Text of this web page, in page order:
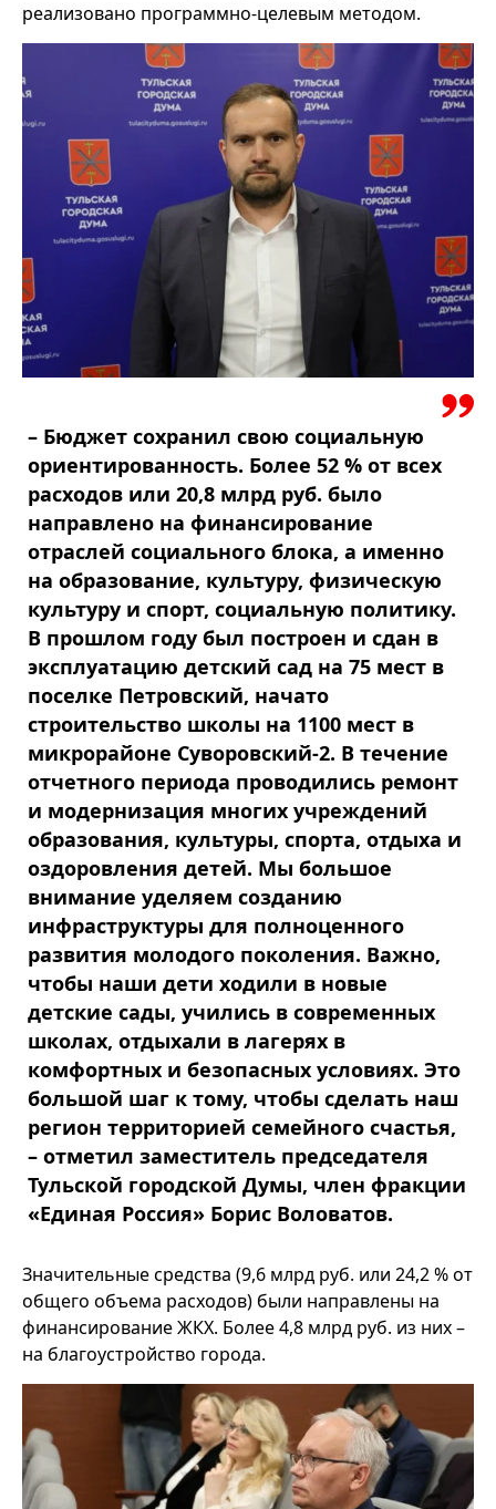
реализовано программно-целевым методом.
– Бюджет сохранил свою социальную
ориентированность. Более 52 % от всех
расходов или 20,8 млрд руб. было
направлено на финансирование
отраслей социального блока, а именно
на образование, культуру, физическую
культуру и спорт, социальную политику.
В прошлом году был построен и сдан в
эксплуатацию детский сад на 75 мест в
поселке Петровский, начато
строительство школы на 1100 мест в
микрорайоне Суворовский-2. В течение
отчетного периода проводились ремонт
и модернизация многих учреждений
образования, культуры, спорта, отдыха и
оздоровления детей. Мы большое
внимание уделяем созданию
инфраструктуры для полноценного
развития молодого поколения. Важно,
чтобы наши дети ходили в новые
детские сады, учились в современных
школах, отдыхали в лагерях в
комфортных и безопасных условиях. Это
большой шаг к тому, чтобы сделать наш
регион территорией семейного счастья,
– отметил заместитель председателя
Тульской городской Думы, член фракции
«Единая Россия» Борис Воловатов.
Значительные средства (9,6 млрд руб. или 24,2 % от
общего объема расходов) были направлены на
финансирование ЖКХ. Более 4,8 млрд руб. из них –
на благоустройство города.